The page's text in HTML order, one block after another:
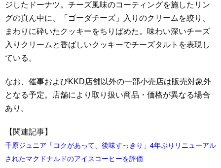
ジしたドーナツ。チーズ風味のコーティングを施したリン
グの真ん中に、「ゴーダチーズ」入りのクリームを絞り、
まわりに砕いたクッキーをちりばめた。味わい深いチーズ
入りクリームと香ばしいクッキーでチーズタルトを表現し
ている。
なお、催事およびKKD店舗以外の一部小売店は販売対象外
となる予定。店舗により取り扱い商品・価格が異なる場合
あり。
【関連記事】
千原ジュニア「コクがあって、後味すっきり」4年ぶりリニューアル
されたマクドナルドのアイスコーヒーを評価